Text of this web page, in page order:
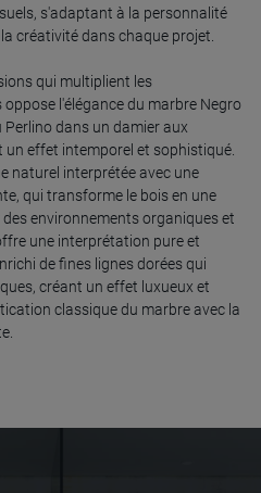
s'adaptant à la personnalité
créativité dans chaque projet.
qui multiplient les
l'élégance du marbre Negro
dans un damier aux
effet intemporel et sophistiqué.
naturel interprétée avec une
qui transforme le bois en une
environnements organiques et
une interprétation pure et
de fines lignes dorées qui
créant un effet luxueux et
classique du marbre avec la